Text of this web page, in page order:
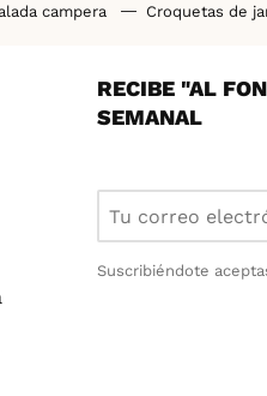
campera Croquetas de
RECIBE "AL
SEMANAL
Suscribiéndote